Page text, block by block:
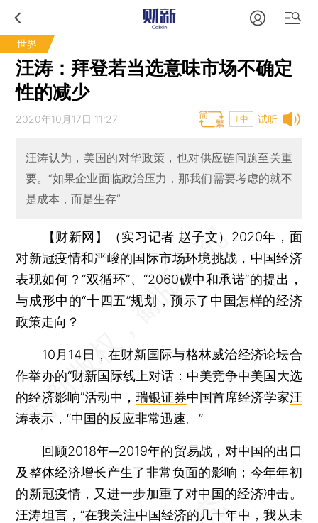
世界
汪涛：拜登若当选意味市场不确定
性的减少
试听
2020年10月17日 11:27 T中
汪涛认为，美国的对华政策，也对供应链问题至关重
要。“如果企业面临政治压力，那我们需要考虑的就不
是成本，而是生存”
【财新网】（实习记者 赵子文） 2020年，面
对新冠疫情和严峻的国际市场环境挑战，中国经济
表现如何？“双循环”、“2060碳中和承诺”的提出，
与成形中的“十四五”规划，预示了中国怎样的经济
政策走向？
10月14日，在财新国际与格林威治经济论坛合
作举办的“财新国际线上对话：中美竞争中美国大选
的经济影响”活动中， 瑞银证券中国首席经济学家汪
涛表示，“中国的反应非常迅速。”
回顾2018年─2019年的贸易战，对中国的出口
及整体经济增长产生了非常负面的影响；今年年初
的新冠疫情，又进一步加重了对中国的经济冲击。
汪涛坦言，“在我关注中国经济的几十年中，我从未